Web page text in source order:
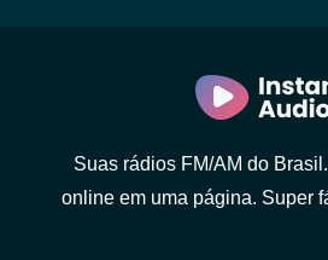
Suas rádios FM/AM do
online em uma página. Super